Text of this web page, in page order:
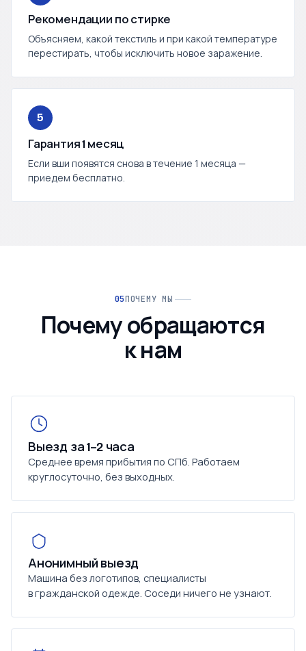
Рекомендации по стирке
Объясняем, какой текстиль и при какой температуре
перестирать, чтобы исключить новое заражение.
5
Гарантия 1 месяц
Если вши появятся снова в течение 1 месяца —
приедем бесплатно.
ПОЧЕМУ МЫ
Почему обращаются
к нам
Выезд за 1–2 часа
Среднее время прибытия по СПб. Работаем
круглосуточно, без выходных.
Анонимный выезд
Машина без логотипов, специалисты
в гражданской одежде. Соседи ничего не узнают.